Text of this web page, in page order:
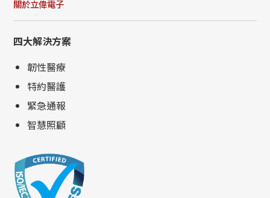
關於立偉電子
四大解決方案
韌性醫療
特約醫護
緊急通報
智慧照顧